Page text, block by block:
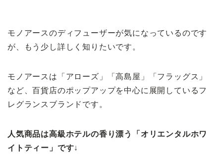
モノアースのディフューザーが気になっているのです
が、もう少し詳しく知りたいです。
モノアースは「アローズ」「高島屋」「フラッグス」
など、百貨店のポップアップを中心に展開しているフ
レグランスブランドです。
人気商品は高級ホテルの香り漂う「オリエンタルホワ
イトティー」です↓